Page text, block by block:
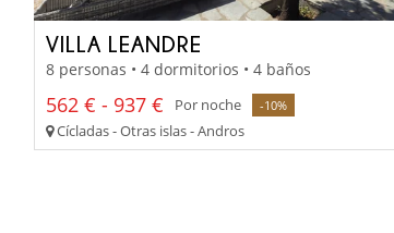
VILLA LEANDRE
8 personas • 4 dormitorios • 4 baños
562 € - 937 € Por noche -10%
Cícladas - Otras islas - Andros